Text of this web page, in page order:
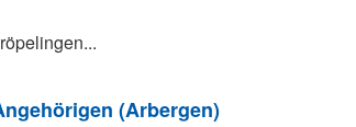
(Arbergen)